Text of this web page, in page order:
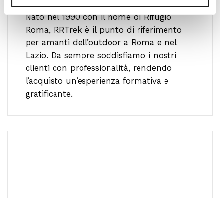
Nato nel 1990 con il nome di Rifugio
Roma, RRTrek è il punto di riferimento
per amanti dell’outdoor a Roma e nel
Lazio. Da sempre soddisfiamo i nostri
clienti con professionalità, rendendo
l’acquisto un’esperienza formativa e
gratificante.